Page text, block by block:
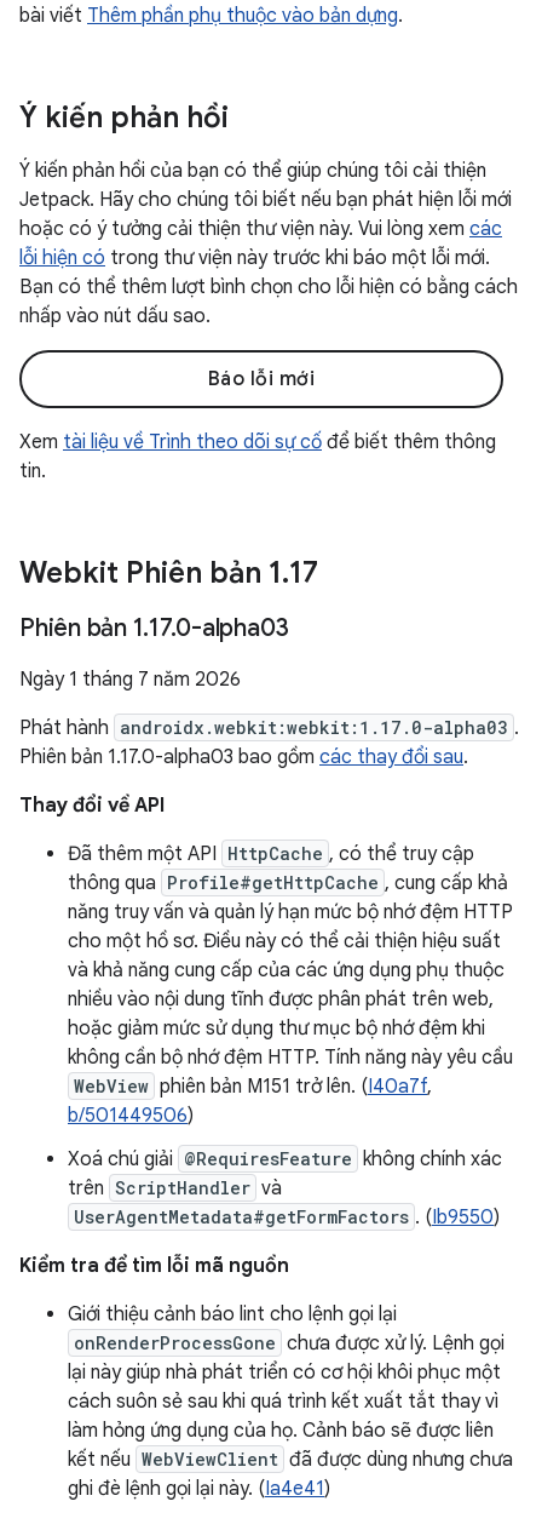
bài viết Thêm phần phụ thuộc vào bản dựng.
Ý kiến phản hồi
Ý kiến phản hồi của bạn có thể giúp chúng tôi cải thiện
Jetpack. Hãy cho chúng tôi biết nếu bạn phát hiện lỗi mới
hoặc có ý tưởng cải thiện thư viện này. Vui lòng xem các
lỗi hiện có trong thư viện này trước khi báo một lỗi mới.
Bạn có thể thêm lượt bình chọn cho lỗi hiện có bằng cách
nhấp vào nút dấu sao.
Báo lỗi mới
Xem tài liệu về Trình theo dõi sự cố để biết thêm thông
tin.
Webkit Phiên bản 1.17
Phiên bản 1.17.0-alpha03
Ngày 1 tháng 7 năm 2026
Phát hành androidx.webkit:webkit:1.17.0-alpha03 .
Phiên bản 1.17.0-alpha03 bao gồm các thay đổi sau.
Thay đổi về API
Đã thêm một API HttpCache , có thể truy cập
thông qua Profile#getHttpCache , cung cấp khả
năng truy vấn và quản lý hạn mức bộ nhớ đệm HTTP
cho một hồ sơ. Điều này có thể cải thiện hiệu suất
và khả năng cung cấp của các ứng dụng phụ thuộc
nhiều vào nội dung tĩnh được phân phát trên web,
hoặc giảm mức sử dụng thư mục bộ nhớ đệm khi
không cần bộ nhớ đệm HTTP. Tính năng này yêu cầu
WebView phiên bản M151 trở lên. (I40a7f,
b/501449506)
Xoá chú giải @RequiresFeature không chính xác
trên ScriptHandler và
UserAgentMetadata#getFormFactors . (Ib9550)
Kiểm tra để tìm lỗi mã nguồn
Giới thiệu cảnh báo lint cho lệnh gọi lại
onRenderProcessGone chưa được xử lý. Lệnh gọi
lại này giúp nhà phát triển có cơ hội khôi phục một
cách suôn sẻ sau khi quá trình kết xuất tắt thay vì
làm hỏng ứng dụng của họ. Cảnh báo sẽ được liên
kết nếu WebViewClient đã được dùng nhưng chưa
ghi đè lệnh gọi lại này. (Ia4e41)